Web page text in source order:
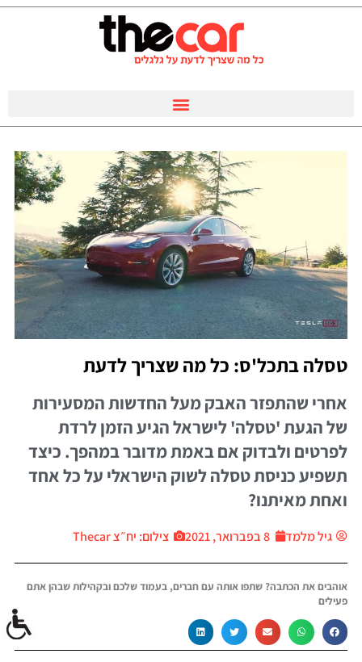
טסלה בתכל'ס: כל מה שצריך לדעת
אחרי שהתפזר האבק מעל החדשות המסעירות
של הגעת 'טסלה' לישראל הגיע הזמן לרדת
לפרטים ולבדוק אם באמת מדובר במהפך. כיצד
תשפיע כניסת טסלה לשוק הישראלי על כל אחד
ואחת מאיתנו?
גיל מלמד 8 בפברואר, 2021 צילום: יח״צ Thecar
אוהבים את הכתבה? שתפו אותה עם חברים, בעמוד שלכם ובקהילות שבהן אתם
פעילים